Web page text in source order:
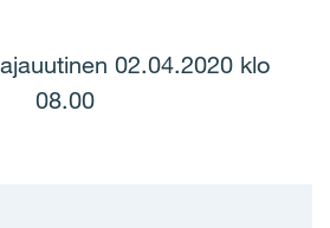
02.04.2020 klo
08.00